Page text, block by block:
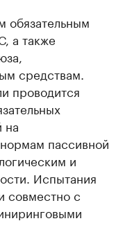
обязательным
а также
средствам.
проводится
на
пассивной
и
Испытания
совместно с